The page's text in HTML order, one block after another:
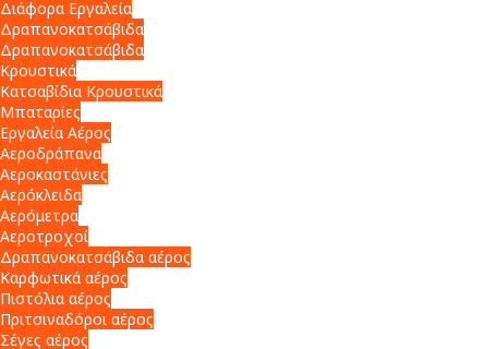
Διάφορα Εργαλεία
Δραπανοκατσάβιδα
Δραπανοκατσάβιδα
Κρουστικά
Κατσαβίδια Κρουστικά
Μπαταρίες
Εργαλεία Αέρος
Αεροδράπανα
Αεροκαστάνιες
Αερόκλειδα
Αερόμετρα
Αεροτροχοί
Δραπανοκατσάβιδα αέρος
Καρφωτικά αέρος
Πιστόλια αέρος
Πριτσιναδόροι αέρος
Σέγες αέρος